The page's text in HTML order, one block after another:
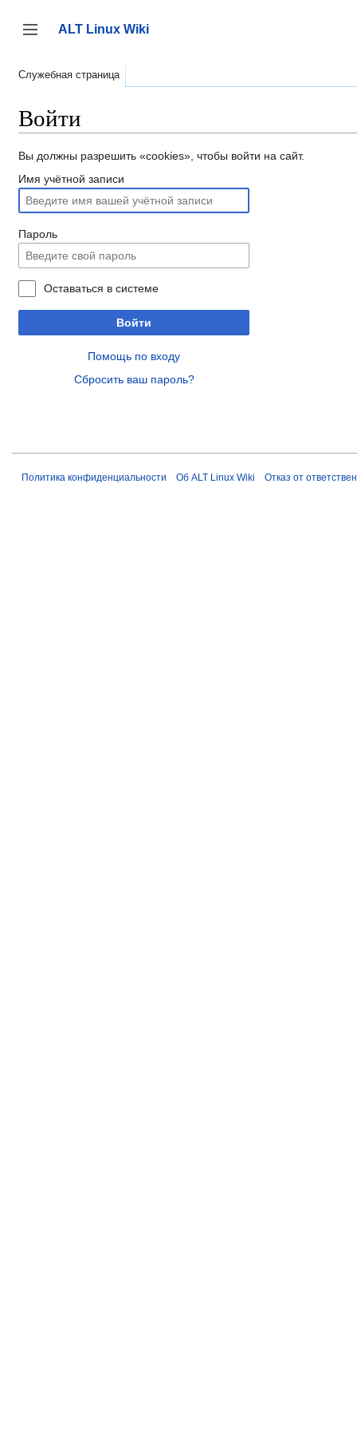
содержанию
Переключить боковую панель
ALT Linux Wiki
Служебная страница
Войти
Вы должны разрешить «cookies», чтобы войти на сайт.
Имя учётной записи
Пароль
Оставаться в системе
Войти
Помощь по входу
Сбросить ваш пароль?
Политика конфиденциальности Об ALT Linux Wiki Отказ от